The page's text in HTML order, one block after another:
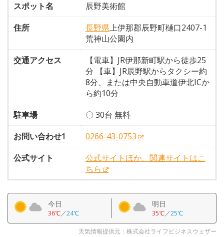
スポット名
辰野美術館
住所
長野県上伊那郡辰野町樋口2407-1
荒神山公園内
交通アクセス
【電車】JR伊那新町駅から徒歩25
分 【車】JR辰野駅からタクシー約
8分、または中央自動車道伊北ICか
ら約10分
駐車場
〇 30台 無料
お問い合わせ1
0266-43-0753
公式サイト
公式サイトほか、関連サイトはこ
ちら
今日
36℃／24℃
明日
35℃／25℃
天気情報提供元：株式会社ライフビジネスウェザー